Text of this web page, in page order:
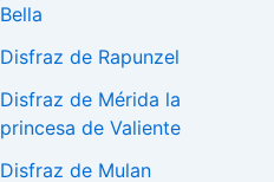
Bella
Disfraz de Rapunzel
Disfraz de Mérida la
princesa de Valiente
Disfraz de Mulan